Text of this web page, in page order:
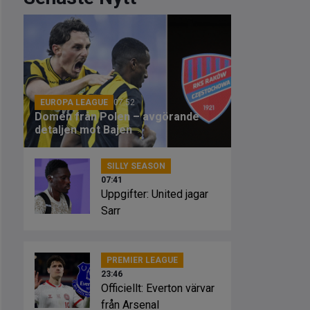
EUROPA LEAGUE 07:52
Domen från Polen – avgörande
detaljen mot Bajen
SILLY SEASON
07:41
Uppgifter: United jagar
Sarr
PREMIER LEAGUE
23:46
Officiellt: Everton värvar
från Arsenal